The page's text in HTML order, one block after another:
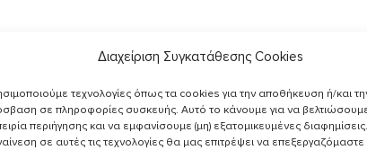
Διαχείριση Συγκατάθεσης Cookies
τεχνολογίες όπως τα cookies για την αποθήκευση ή/και
σε πληροφορίες συσκευής. Αυτό το κάνουμε για να
περιήγησης και να εμφανίσουμε (μη) εξατομικευμένες
σε αυτές τις τεχνολογίες θα μας επιτρέψει να επεξεργαζόμαστε